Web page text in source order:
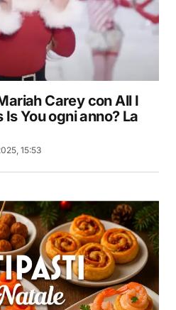
Carey con All I
You ogni anno? La
15:53